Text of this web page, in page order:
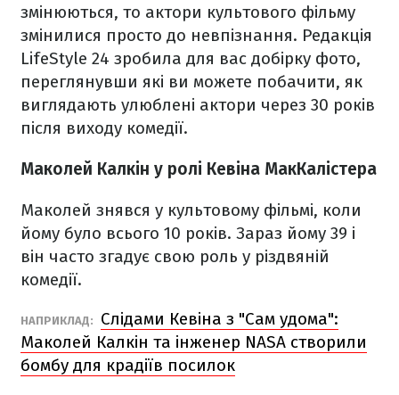
змінюються, то актори культового фільму
змінилися просто до невпізнання. Редакція
LifeStyle 24 зробила для вас добірку фото,
переглянувши які ви можете побачити, як
виглядають улюблені актори через 30 років
після виходу комедії.
Маколей Калкін у ролі Кевіна МакКалістера
Маколей знявся у культовому фільмі, коли
йому було всього 10 років. Зараз йому 39 і
він часто згадує свою роль у різдвяній
комедії.
НАПРИКЛАД:
Слідами Кевіна з "Сам удома":
Маколей Калкін та інженер NASA створили
бомбу для крадіїв посилок